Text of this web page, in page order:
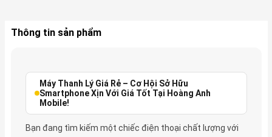
Thông tin sản phẩm
Máy Thanh Lý Giá Rẻ – Cơ Hội Sở Hữu
Smartphone Xịn Với Giá Tốt Tại Hoàng Anh
Mobile!
Bạn đang tìm kiếm một chiếc điện thoại chất lượng với